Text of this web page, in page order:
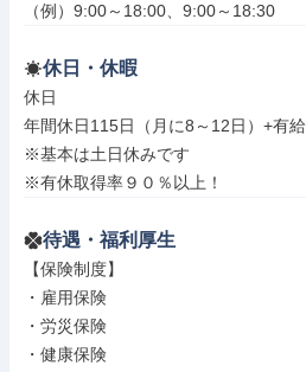
（例）9:00～18:00、9:00～18:30
休日・休暇
休日
年間休日115日（月に8～12日）+有給
※基本は土日休みです
※有休取得率９０％以上！
待遇・福利厚生
【保険制度】
・雇用保険
・労災保険
・健康保険